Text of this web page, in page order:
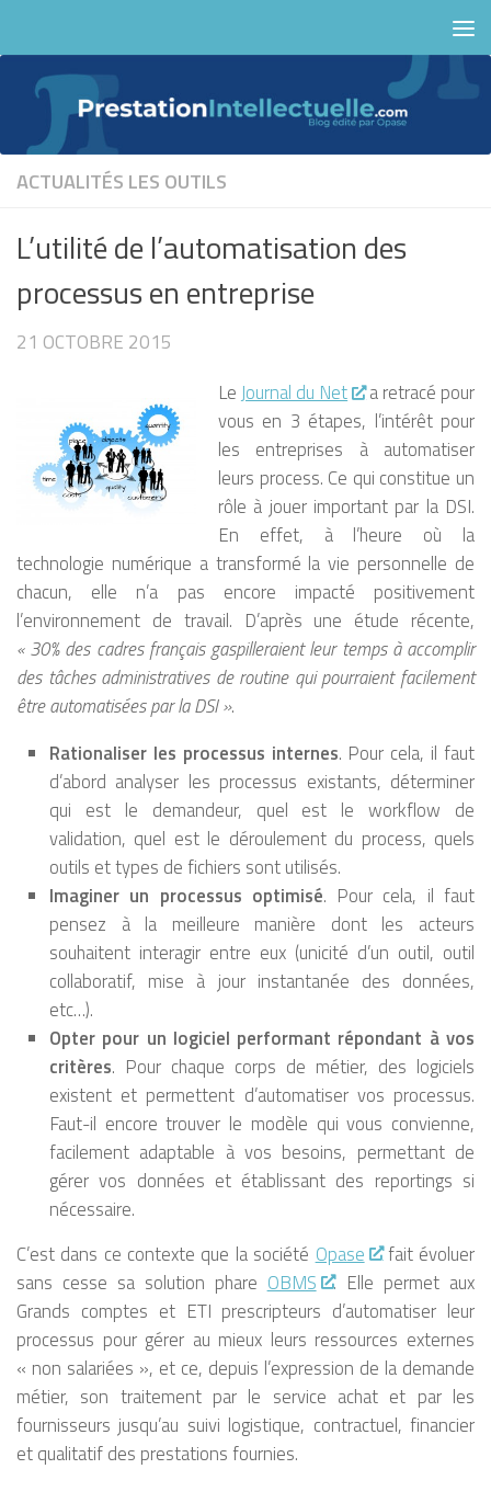
ACTUALITÉS LES OUTILS
L’utilité de l’automatisation des
processus en entreprise
21 OCTOBRE 2015
Le Journal du Net
a retracé pour
vous en 3 étapes, l’intérêt pour
les entreprises à automatiser
leurs process. Ce qui constitue un
rôle à jouer important par la DSI.
En effet, à l’heure où la
technologie numérique a transformé la vie personnelle de
chacun, elle n’a pas encore impacté positivement
l’environnement de travail. D’après une étude récente,
« 30% des cadres français gaspilleraient leur temps à accomplir
des tâches administratives de routine qui pourraient facilement
être automatisées par la DSI ».
Rationaliser les processus internes. Pour cela, il faut
d’abord analyser les processus existants, déterminer
qui est le demandeur, quel est le workflow de
validation, quel est le déroulement du process, quels
outils et types de fichiers sont utilisés.
Imaginer un processus optimisé. Pour cela, il faut
pensez à la meilleure manière dont les acteurs
souhaitent interagir entre eux (unicité d’un outil, outil
collaboratif, mise à jour instantanée des données,
etc…).
Opter pour un logiciel performant répondant à vos
critères. Pour chaque corps de métier, des logiciels
existent et permettent d’automatiser vos processus.
Faut-il encore trouver le modèle qui vous convienne,
facilement adaptable à vos besoins, permettant de
gérer vos données et établissant des reportings si
nécessaire.
C’est dans ce contexte que la société Opase
fait évoluer
sans cesse sa solution phare OBMS
. Elle permet aux
Grands comptes et ETI prescripteurs d’automatiser leur
processus pour gérer au mieux leurs ressources externes
« non salariées », et ce, depuis l’expression de la demande
métier, son traitement par le service achat et par les
fournisseurs jusqu’au suivi logistique, contractuel, financier
et qualitatif des prestations fournies.